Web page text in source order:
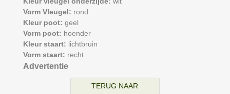
Vorm Vleugel: rond
Kleur poot: geel
Vorm poot: hoender
Kleur staart: lichtbruin
Vorm staart: recht
Advertentie
TERUG NAAR